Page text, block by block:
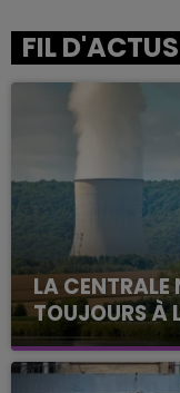
FIL D'ACTUS
LA CENTRALE
TOUJOURS À
Cela fait déjà
nucléaire